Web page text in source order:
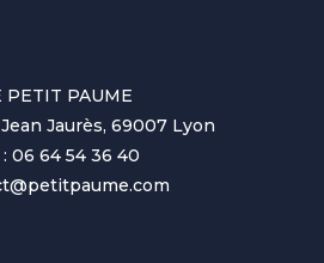
PETIT PAUME
Jaurès, 69007 Lyon
: 06 64 54 36 40